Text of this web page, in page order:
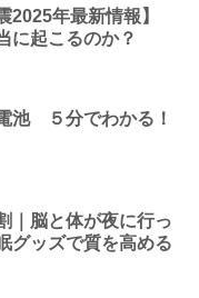
2025年最新情報】
に起こるのか？
池 ５分でわかる！
｜脳と体が夜に行っ
グッズで質を高める